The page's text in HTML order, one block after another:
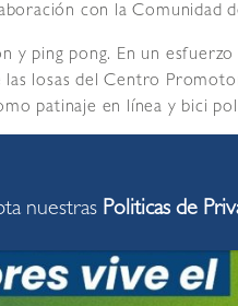
con la Comunidad
y ping pong. En un
las losas del Centro
patinaje en línea y bici
nuestras Politicas de